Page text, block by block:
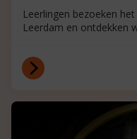
Leerlingen bezoeken
Leerdam en ontdekken